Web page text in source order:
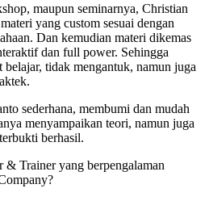
maupun seminarnya, Christian
yang custom sesuai dengan
Dan kemudian materi dikemas
dan full power. Sehingga
belajar, tidak mengantuk, namun juga
sederhana, membumi dan mudah
menyampaikan teori, namun juga
berhasil.
Trainer yang berpengalaman